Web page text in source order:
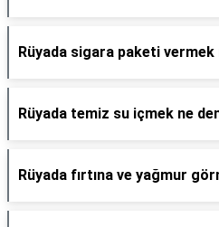
Rüyada sigara paketi vermek
Rüyada temiz su içmek ne
Rüyada fırtına ve yağmur